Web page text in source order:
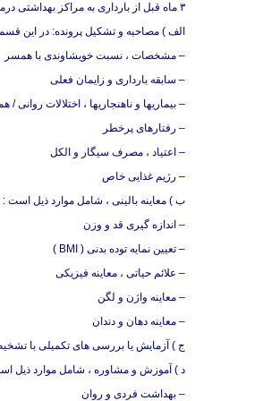
۳ ماه قبل از بارداری به مراکز بهداشتی درمانی مراجعه کنید و …
الف ) مصاحبه و تشکیل پرونده: در این
– مشخصات ، نسبت خویشاوندی با همسر
– سابقه بارداری و زایمان فعلی
– بیماریها و ناهنجاریها ، اختلالات روانی /
– رفتارهای پرخطر
– اعتیاد ، مصرف سیگار و الکل
– رژیم غذایی خاص
ب ) معاینه بالینی ، شامل موارد ذیل است :
– اندازه گیری قد و وزن
– تعیین نمایه توده بدنی ( BMI )
– علائم حیاتی ، معاینه فیزیکی
– معاینه واژن و لگن
– معاینه دهان و دندان
ج ) آزمایش یا بررسی های تکمیلی با
د ) آموزش و مشاوره ، شامل موارد ذیل
– بهداشت فردی و روان